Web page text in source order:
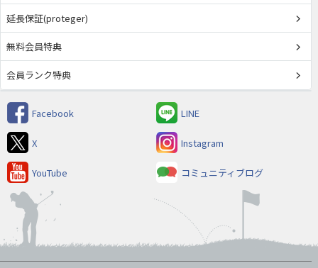
延長保証(proteger)
無料会員特典
会員ランク特典
Facebook LINE
X Instagram
YouTube コミュニティブログ